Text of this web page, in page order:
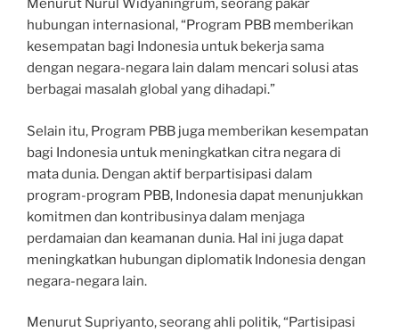
Menurut Nurul Widyaningrum, seorang pakar
hubungan internasional, “Program PBB memberikan
kesempatan bagi Indonesia untuk bekerja sama
dengan negara-negara lain dalam mencari solusi atas
berbagai masalah global yang dihadapi.”
Selain itu, Program PBB juga memberikan kesempatan
bagi Indonesia untuk meningkatkan citra negara di
mata dunia. Dengan aktif berpartisipasi dalam
program-program PBB, Indonesia dapat menunjukkan
komitmen dan kontribusinya dalam menjaga
perdamaian dan keamanan dunia. Hal ini juga dapat
meningkatkan hubungan diplomatik Indonesia dengan
negara-negara lain.
Menurut Supriyanto, seorang ahli politik, “Partisipasi